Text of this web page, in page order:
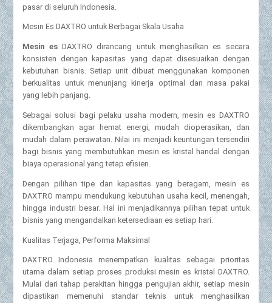
pasar di seluruh Indonesia.
Mesin Es DAXTRO untuk Berbagai Skala Usaha
Mesin esDAXTRO dirancang untuk menghasilkan es secara
konsisten dengan kapasitas yang dapat disesuaikan dengan
kebutuhan bisnis. Setiap unit dibuat menggunakan komponen
berkualitas untuk menunjang kinerja optimal dan masa pakai
yang lebih panjang.
Sebagai solusi bagi pelaku usaha modern, mesin es DAXTRO
dikembangkan agar hemat energi, mudah dioperasikan, dan
mudah dalam perawatan. Nilai ini menjadi keuntungan tersendiri
bagi bisnis yang membutuhkan mesin es kristal handal dengan
biaya operasional yang tetap efisien.
Dengan pilihan tipe dan kapasitas yang beragam, mesin es
DAXTRO mampu mendukung kebutuhan usaha kecil, menengah,
hingga industri besar. Hal ini menjadikannya pilihan tepat untuk
bisnis yang mengandalkan ketersediaan es setiap hari.
Kualitas Terjaga, Performa Maksimal
DAXTRO Indonesia menempatkan kualitas sebagai prioritas
utama dalam setiap proses produksi mesin es kristal DAXTRO.
Mulai dari tahap perakitan hingga pengujian akhir, setiap mesin
dipastikan memenuhi standar teknis untuk menghasilkan